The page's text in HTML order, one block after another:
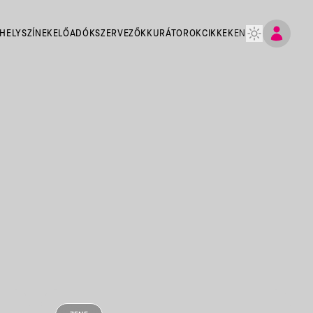
HELYSZÍNEK ELŐADÓKSZERVEZŐK KURÁTOROKCIKKEK EN